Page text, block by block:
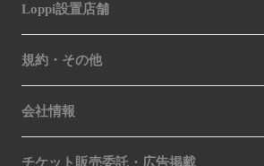
Loppi設置店舗
規約・その他
会社情報
チケット販売委託・広告掲載